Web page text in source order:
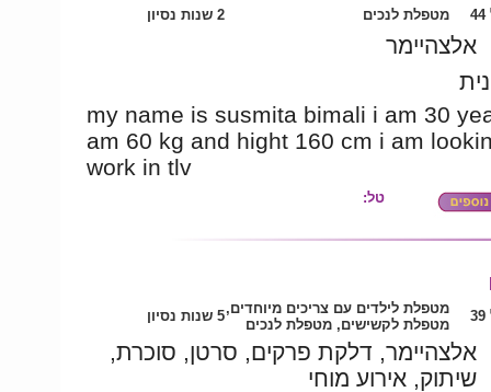
מטפלת לנכים 2 שנות נסיון
אלצהיימר
my name is susmita bimali i am 30
am 60 kg and hight 160 cm i am
work in tlv
טל:
מטפלת לילדים עם צריכים מיוחדים,
מטפלת לקשישים, מטפלת לנכים
5 שנות נסיון
אלצהיימר, דלקת פרקים, סרטן, סוכרת,
שיתוק, אירוע מוחי